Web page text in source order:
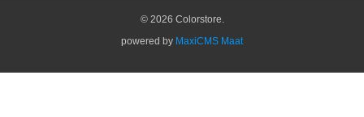
© 2026 Colorstore.
powered by MaxiCMS Maat